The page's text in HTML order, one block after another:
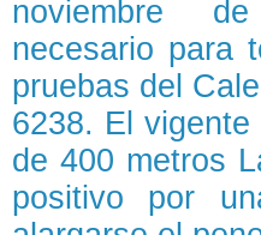
noviembre
necesario para
pruebas del
6238. El
de 400 metros
positivo por